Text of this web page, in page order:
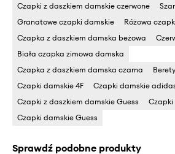
Czapki z daszkiem damskie czerwone
Granatowe czapki damskie
Różowa
Czapka z daszkiem damska beżowa
Biała czapka zimowa damska
Czapka z daszkiem damska czarna
Czapki damskie 4F
Czapki damskie
Czapki z daszkiem damskie Guess
Czapki
Czapki damskie Guess
Sprawdź podobne produkty